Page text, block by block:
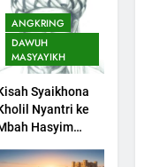
ANGKRING
DAWUH
MASYAYIKH
Syaikhona
Nyantri ke
Hasyim
Jumat :
Amal Bisa
Jumat:
Muharram